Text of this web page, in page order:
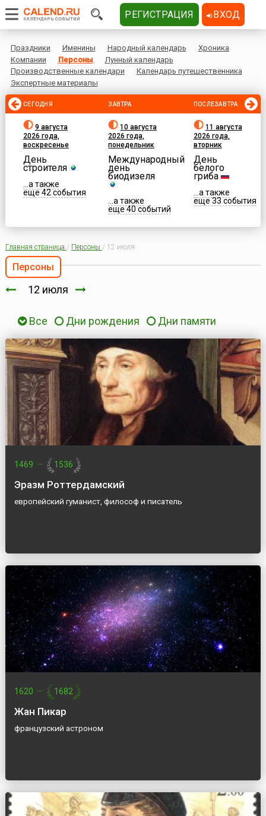
Праздники Именины Народный календарь
Хроника
Компании
Персоны
Лунный календарь
Производственные календари
Календарь путешественника
Экспертные материалы
СЕГОДНЯ
9 августа
2026 года,
воскресенье
День
строителя
...а также
еще 42 события
ЗАВТРА
10 августа
2026 года,
понедельник
Международный
день
биодизеля
...а также
еще 40 событий
ПОСЛЕЗАВТРА
11 августа
2026 года,
вторник
День
белого
гриба
...а также
еще 33 события
Главная страница / Персоны / 12 июля
Персоны
12 июля
Все Дни рождения Дни памяти
1469 — 1536
Эразм Роттердамский
европейский гуманист, философ и писатель
1620 — 1682
Жан Пикар
французский астроном
РЕГИСТРАЦИЯ ВХОД